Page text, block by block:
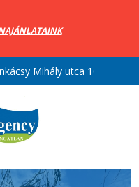
Mihály utca 10.